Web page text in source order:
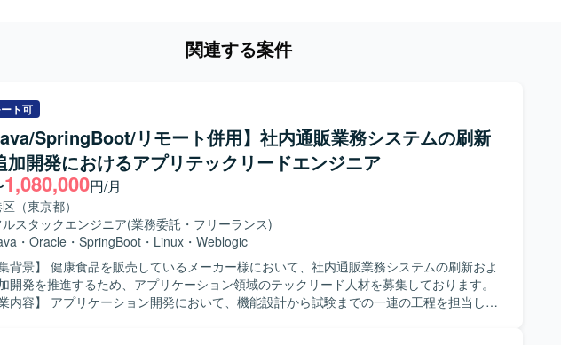
関連する案件
ト可
SpringBoot/リモート併用】社内通販業務システムの刷新
加開発におけるアプリテックリードエンジニア
1,080,000円/月
（東京都）
ルスタックエンジニア(業務委託・フリーランス)
・ Oracle ・ SpringBoot ・ Linux ・ Weblogic
集背景】 健康食品を販売しているメーカー様において、社内通販業務システムの刷新およ
開発を推進するため、アプリケーション領域のテックリード人材を募集しております。
業内容】 アプリケーション開発において、機能設計から試験までの一連の工程を担当して